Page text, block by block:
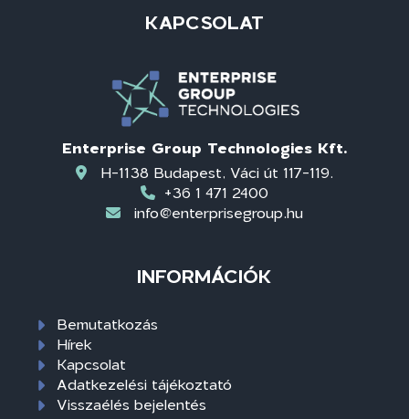
KAPCSOLAT
Enterprise Group Technologies Kft.
H-1138 Budapest, Váci út 117-119.
+36 1 471 2400
info@enterprisegroup.hu
INFORMÁCIÓK
Bemutatkozás
Hírek
Kapcsolat
Adatkezelési tájékoztató
Visszaélés bejelentés